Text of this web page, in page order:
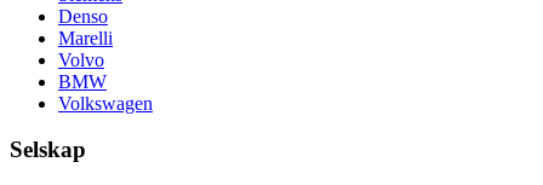
Denso
Marelli
Volvo
BMW
Volkswagen
Selskap